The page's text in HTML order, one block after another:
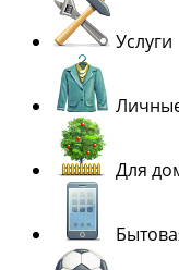
Услуги
Для